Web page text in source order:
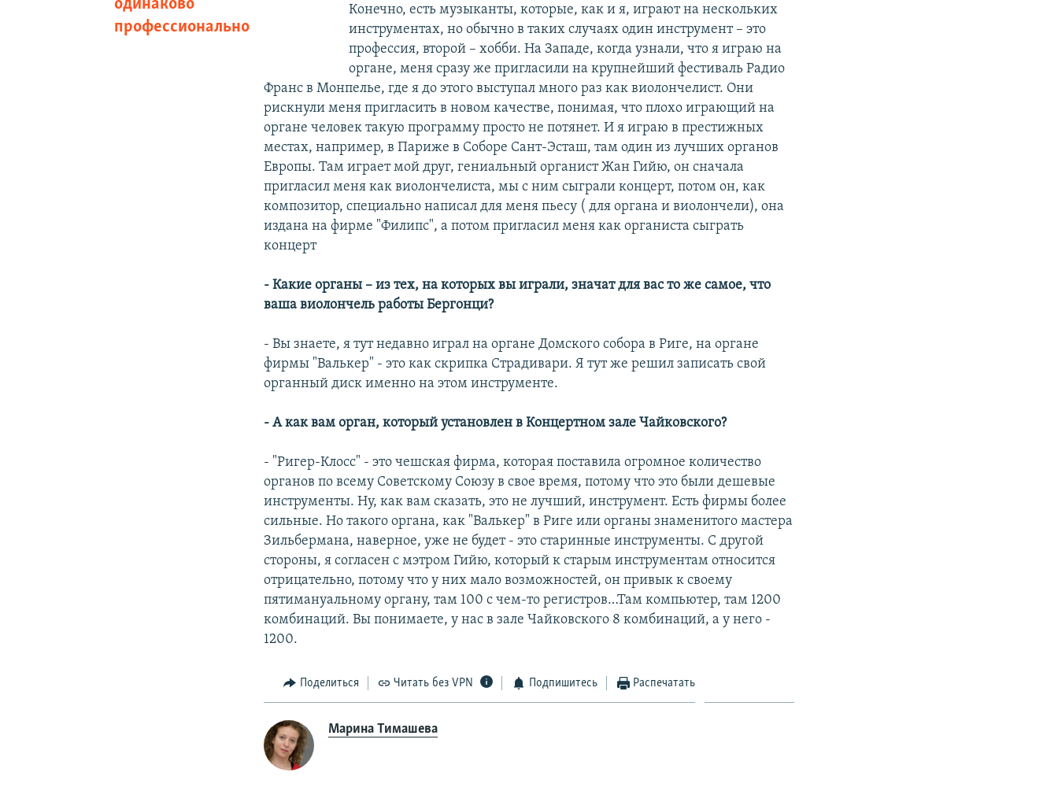
одинаково
профессионально
Конечно, есть музыканты, которые, как и я, играют на нескольких
инструментах, но обычно в таких случаях один инструмент – это
профессия, второй – хобби. На Западе, когда узнали, что я играю на
органе, меня сразу же пригласили на крупнейший фестиваль Радио
Франс в Монпелье, где я до этого выступал много раз как виолончелист. Они
рискнули меня пригласить в новом качестве, понимая, что плохо играющий на
органе человек такую программу просто не потянет. И я играю в престижных
местах, например, в Париже в Соборе Сант-Эсташ, там один из лучших органов
Европы. Там играет мой друг, гениальный органист Жан Гийю, он сначала
пригласил меня как виолончелиста, мы с ним сыграли концерт, потом он, как
композитор, специально написал для меня пьесу ( для органа и виолончели), она
издана на фирме "Филипс", а потом пригласил меня как органиста сыграть
концерт
- Какие органы – из тех, на которых вы играли, значат для вас то же самое, что
ваша виолончель работы Бергонци?
- Вы знаете, я тут недавно играл на органе Домского собора в Риге, на органе
фирмы "Валькер" - это как скрипка Страдивари. Я тут же решил записать свой
органный диск именно на этом инструменте.
- А как вам орган, который установлен в Концертном зале Чайковского?
- "Ригер-Клосс" - это чешская фирма, которая поставила огромное количество
органов по всему Советскому Союзу в свое время, потому что это были дешевые
инструменты. Ну, как вам сказать, это не лучший, инструмент. Есть фирмы более
сильные. Но такого органа, как "Валькер" в Риге или органы знаменитого мастера
Зильбермана, наверное, уже не будет - это старинные инструменты. С другой
стороны, я согласен с мэтром Гийю, который к старым инструментам относится
отрицательно, потому что у них мало возможностей, он привык к своему
пятимануальному органу, там 100 с чем-то регистров…Там компьютер, там 1200
комбинаций. Вы понимаете, у нас в зале Чайковского 8 комбинаций, а у него -
1200.
Поделиться Читать без VPN Подпишитесь Распечатать
Марина Тимашева